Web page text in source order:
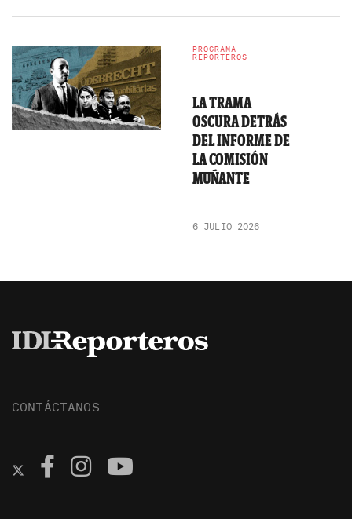
PROGRAMA
REPORTEROS
LA TRAMA
OSCURA DETRÁS
DEL INFORME DE
LA COMISIÓN
MUÑANTE
6 JULIO 2026
CONTÁCTANOS